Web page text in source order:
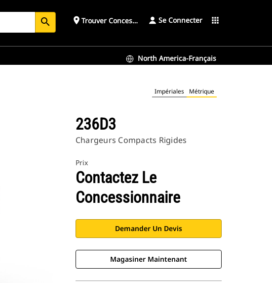
search place Trouver ConcessionnaireSe Connecter apps
North America-Français
Impériales Métrique
236D3
Chargeurs Compacts Rigides
Prix
Contactez Le
Concessionnaire
Demander Un Devis
Magasiner Maintenant